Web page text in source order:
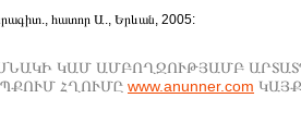
հատոր Ա., Երևան, 2005:
ԿԱՄ ԱՄԲՈՂՋՈՒԹՅԱՄԲ
ՀՂՈՒՄԸ www.anunner.com